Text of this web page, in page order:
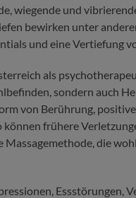
wiegende und
bewirken unter
und eine Vertiefung
als
sondern auch
von Berührung,
frühere
Massagemethode, die
Essstörungen,